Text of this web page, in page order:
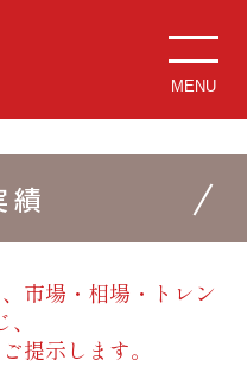
MENU
績
市場・相場・トレン
提示します。